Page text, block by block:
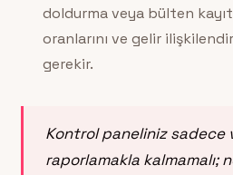
doldurma veya bülten
oranlarını ve gelir
gerekir.
Kontrol paneliniz sadece
raporlamakla kalmamalı;